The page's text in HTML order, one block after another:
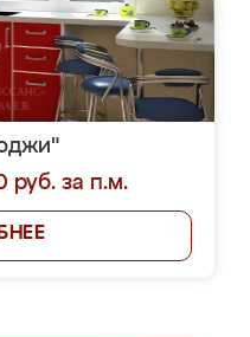
руб. за п.м.